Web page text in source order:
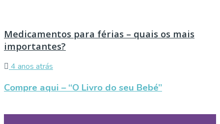
Medicamentos para férias – quais os mais
importantes?
4 anos atrás
Compre aqui – “O Livro do seu Bebé”